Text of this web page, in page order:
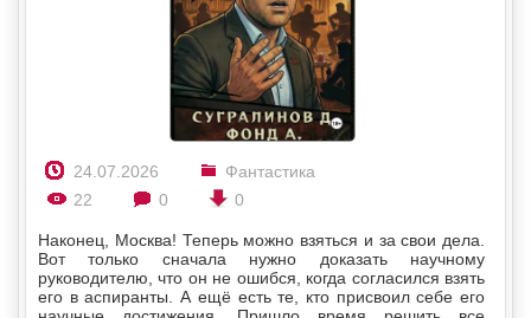
24.07.2026
Фантастика
22
0 0
Наконец, Москва! Теперь можно взяться и за свои дела.
Вот только сначала нужно доказать научному
руководителю, что он не ошибся, когда согласился взять
его в аспиранты. А ещё есть те, кто присвоил себе его